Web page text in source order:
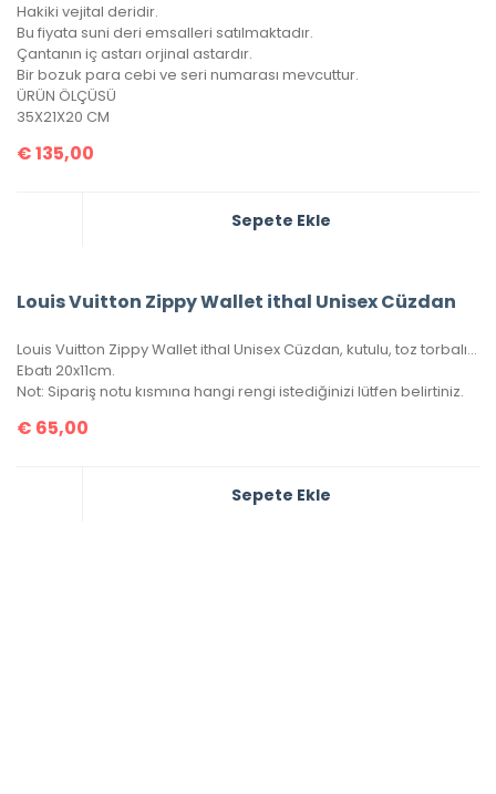
Hakiki vejital deridir.
Bu fiyata suni deri emsalleri satılmaktadır.
Çantanın iç astarı orjinal astardır.
Bir bozuk para cebi ve seri numarası mevcuttur.
ÜRÜN ÖLÇÜSÜ
35X21X20 CM
€135,00
Sepete Ekle
Louis Vuitton Zippy Wallet ithal Unisex Cüzdan
Louis Vuitton Zippy Wallet ithal Unisex Cüzdan, kutulu, toz torbalı, sertifikalı.
Ebatı 20x11cm.
Not: Sipariş notu kısmına hangi rengi istediğinizi lütfen belirtiniz.
€ 65,00
Sepete Ekle